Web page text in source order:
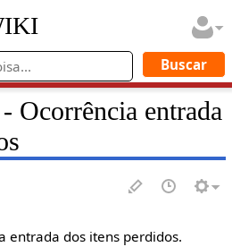
Ocorrência entrada
entrada dos itens perdidos.